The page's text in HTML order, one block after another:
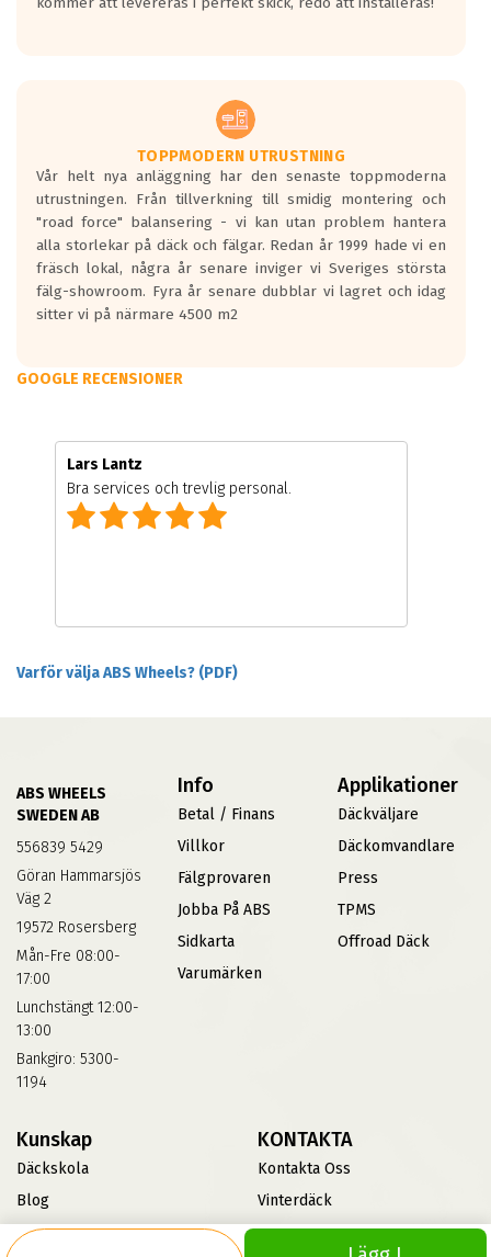
TOPPMODERN UTRUSTNING
Vår helt nya anläggning har den senaste toppmoderna
utrustningen. Från tillverkning till smidig montering och
"road force" balansering - vi kan utan problem hantera
alla storlekar på däck och fälgar. Redan år 1999 hade vi en
fräsch lokal, några år senare inviger vi Sveriges största
fälg-showroom. Fyra år senare dubblar vi lagret och idag
sitter vi på närmare 4500 m2
GOOGLE RECENSIONER
Lars Lantz
Bra services och trevlig personal.
Varför välja ABS Wheels? (PDF)
ABS WHEELS
SWEDEN AB
556839 5429
Göran Hammarsjös
Väg 2
19572 Rosersberg
Mån-Fre 08:00-
17:00
Lunchstängt 12:00-
13:00
Bankgiro: 5300-
1194
Info
Betal / Finans
Villkor
Fälgprovaren
Jobba På ABS
Sidkarta
Varumärken
Applikationer
Däckväljare
Däckomvandlare
Press
TPMS
Offroad Däck
Kunskap
Däckskola
Blog
FAQs
KONTAKTA
Kontakta Oss
Vinterdäck